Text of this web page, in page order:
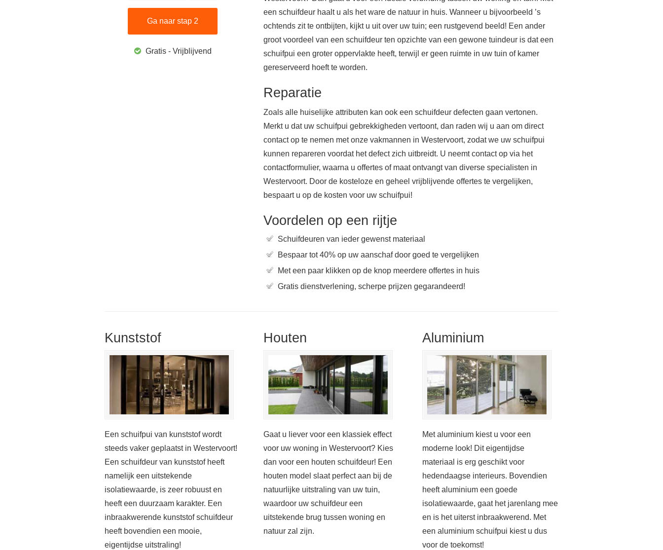
Gratis - Vrijblijvend
een schuifdeur haalt u als het ware de natuur in huis. Wanneer u bijvoorbeeld ’s
ochtends zit te ontbijten, kijkt u uit over uw tuin; een rustgevend beeld! Een ander
groot voordeel van een schuifdeur ten opzichte van een gewone tuindeur is dat een
schuifpui een groter oppervlakte heeft, terwijl er geen ruimte in uw tuin of kamer
gereserveerd hoeft te worden.
Reparatie
Zoals alle huiselijke attributen kan ook een schuifdeur defecten gaan vertonen.
Merkt u dat uw schuifpui gebrekkigheden vertoont, dan raden wij u aan om direct
contact op te nemen met onze vakmannen in Westervoort, zodat we uw schuifpui
kunnen repareren voordat het defect zich uitbreidt. U neemt contact op via het
contactformulier, waarna u offertes of maat ontvangt van diverse specialisten in
Westervoort. Door de kosteloze en geheel vrijblijvende offertes te vergelijken,
bespaart u op de kosten voor uw schuifpui!
Voordelen op een rijtje
Schuifdeuren van ieder gewenst materiaal
Bespaar tot 40% op uw aanschaf door goed te vergelijken
Met een paar klikken op de knop meerdere offertes in huis
Gratis dienstverlening, scherpe prijzen gegarandeerd!
Kunststof
Een schuifpui van kunststof wordt
steeds vaker geplaatst in Westervoort!
Een schuifdeur van kunststof heeft
namelijk een uitstekende
isolatiewaarde, is zeer robuust en
heeft een duurzaam karakter. Een
inbraakwerende kunststof schuifdeur
heeft bovendien een mooie,
eigentijdse uitstraling!
Houten
Gaat u liever voor een klassiek effect
voor uw woning in Westervoort? Kies
dan voor een houten schuifdeur! Een
houten model slaat perfect aan bij de
natuurlijke uitstraling van uw tuin,
waardoor uw schuifdeur een
uitstekende brug tussen woning en
natuur zal zijn.
Aluminium
Met aluminium kiest u voor een
moderne look! Dit eigentijdse
materiaal is erg geschikt voor
hedendaagse interieurs. Bovendien
heeft aluminium een goede
isolatiewaarde, gaat het jarenlang mee
en is het uiterst inbraakwerend. Met
een aluminium schuifpui kiest u dus
voor de toekomst!